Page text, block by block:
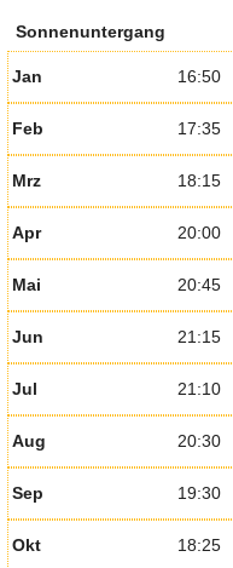
Sonnenuntergang
Jan 16:50
Feb 17:35
Mrz 18:15
Apr 20:00
Mai 20:45
Jun 21:15
Jul 21:10
Aug 20:30
Sep 19:30
Okt 18:25